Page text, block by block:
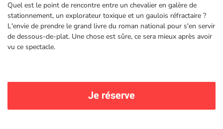
Quel est le point de rencontre entre un chevalier en galère de
stationnement, un explorateur toxique et un gaulois réfractaire ?
L'envie de prendre le grand livre du roman national pour s'en servir
de dessous-de-plat. Une chose est sûre, ce sera mieux après avoir
vu ce spectacle.
Je réserve